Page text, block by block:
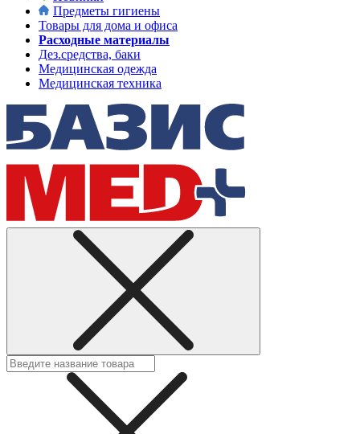
Предметы гигиены
Товары для дома и офиса
Расходные материалы
Дез.средства, баки
Медицинская одежда
Медицинская техника